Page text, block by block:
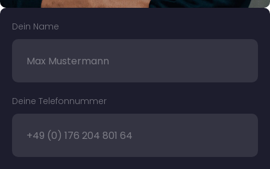
Dein Name
Deine Telefonnummer